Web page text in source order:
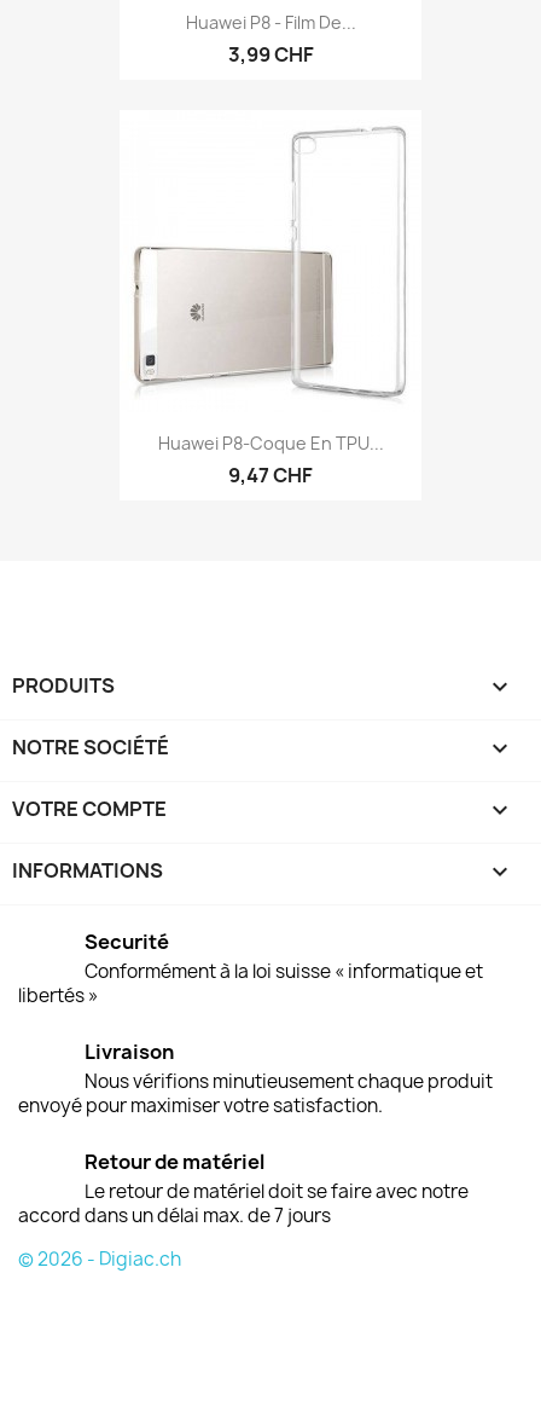
Huawei P8 - Film De...
3,99 CHF
Huawei P8-Coque En TPU...
9,47 CHF
PRODUITS 
NOTRE SOCIÉTÉ 
VOTRE COMPTE 
INFORMATIONS keyboard_arrow_down
Securité
Conformément à la loi suisse « informatique et
libertés »
Livraison
Nous vérifions minutieusement chaque produit
envoyé pour maximiser votre satisfaction.
Retour de matériel
Le retour de matériel doit se faire avec notre
accord dans un délai max. de 7 jours
© 2026 - Digiac.ch